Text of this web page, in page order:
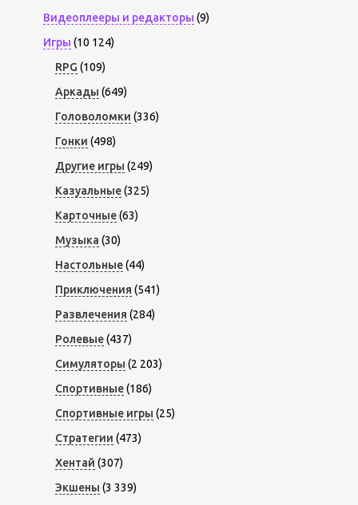
Видеоплееры и редакторы (9)
Игры (10 124)
RPG (109)
Аркады (649)
Головоломки (336)
Гонки (498)
Другие игры (249)
Казуальные(325)
Карточные(63)
Музыка (30)
Настольные(44)
Приключения (541)
Развлечения (284)
Ролевые(437)
Симуляторы (2 203)
Спортивные(186)
Спортивные игры (25)
Стратегии (473)
Хентай (307)
Экшены (3 339)